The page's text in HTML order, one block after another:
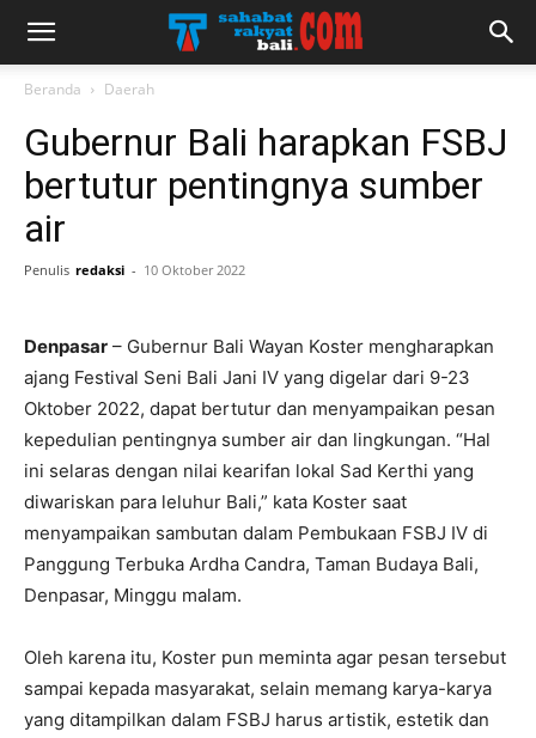
Beranda Daerah
Gubernur Bali harapkan FSBJ
bertutur pentingnya sumber
air
Penulis redaksi - 10 Oktober 2022
Denpasar – Gubernur Bali Wayan Koster mengharapkan
ajang Festival Seni Bali Jani IV yang digelar dari 9-23
Oktober 2022, dapat bertutur dan menyampaikan pesan
kepedulian pentingnya sumber air dan lingkungan. “Hal
ini selaras dengan nilai kearifan lokal Sad Kerthi yang
diwariskan para leluhur Bali,” kata Koster saat
menyampaikan sambutan dalam Pembukaan FSBJ IV di
Panggung Terbuka Ardha Candra, Taman Budaya Bali,
Denpasar, Minggu malam.
Oleh karena itu, Koster pun meminta agar pesan tersebut
sampai kepada masyarakat, selain memang karya-karya
yang ditampilkan dalam FSBJ harus artistik, estetik dan